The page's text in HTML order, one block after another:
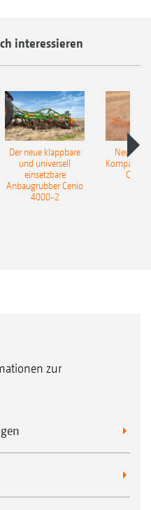
interessieren
Der neue klappbare
und universell
einsetzbare
Anbaugrubber Cenio
4000-2
Neue
zur